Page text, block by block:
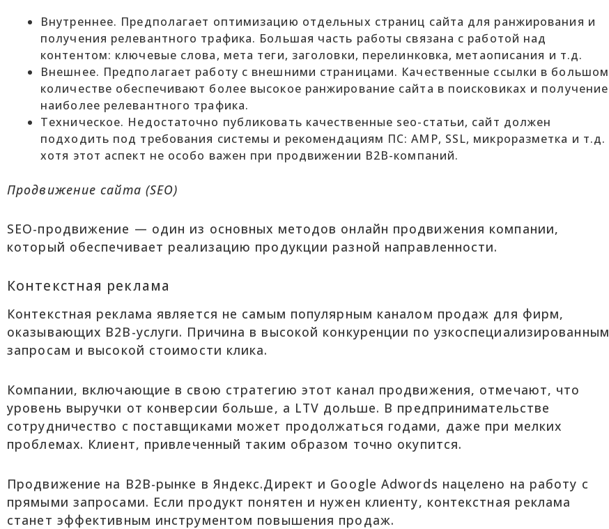
Внутреннее. Предполагает оптимизацию отдельных страниц сайта для ранжирования и
получения релевантного трафика. Большая часть работы связана с работой над
контентом: ключевые слова, мета теги, заголовки, перелинковка, метаописания и т.д.
Внешнее. Предполагает работу с внешними страницами. Качественные ссылки в большом
количестве обеспечивают более высокое ранжирование сайта в поисковиках и получение
наиболее релевантного трафика.
Техническое. Недостаточно публиковать качественные seo-статьи, сайт должен
подходить под требования системы и рекомендациям ПС: AMP, SSL, микроразметка и т.д.
хотя этот аспект не особо важен при продвижении B2B-компаний.
Продвижение сайта (SEO)
SEO-продвижение — один из основных методов онлайн продвижения компании,
который обеспечивает реализацию продукции разной направленности.
Контекстная реклама
Контекстная реклама является не самым популярным каналом продаж для фирм,
оказывающих B2B-услуги. Причина в высокой конкуренции по узкоспециализированным
запросам и высокой стоимости клика.
Компании, включающие в свою стратегию этот канал продвижения, отмечают, что
уровень выручки от конверсии больше, а LTV дольше. В предпринимательстве
сотрудничество с поставщиками может продолжаться годами, даже при мелких
проблемах. Клиент, привлеченный таким образом точно окупится.
Продвижение на B2B-рынке в Яндекс.Директ и Google Adwords нацелено на работу с
прямыми запросами. Если продукт понятен и нужен клиенту, контекстная реклама
станет эффективным инструментом повышения продаж.